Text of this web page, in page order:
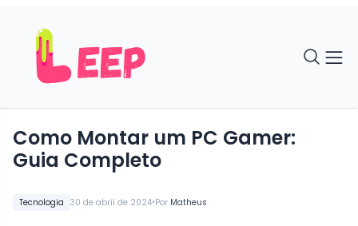
Tecnologia 30 de abril de 2024•Por Matheus
Como Montar um PC Gamer:
Guia Completo